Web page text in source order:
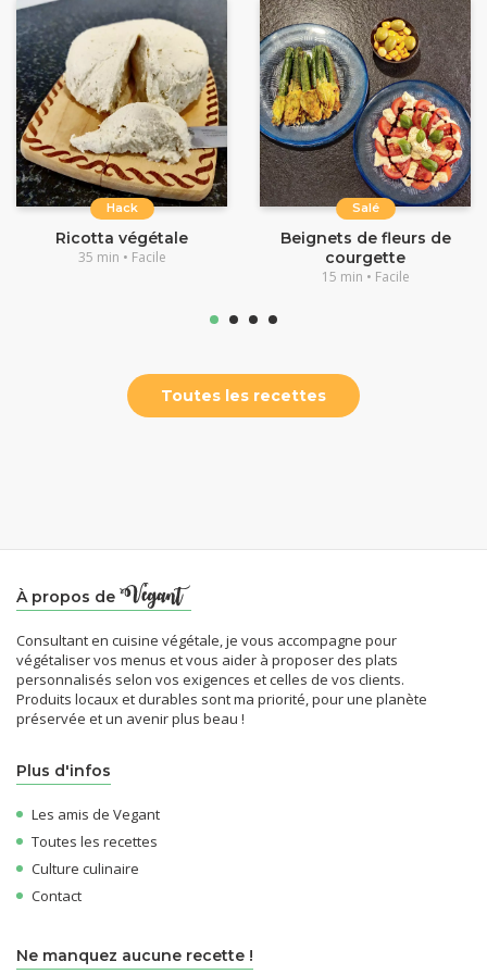
Hack
Ricotta végétale
35 min • Facile
Salé
Beignets de fleurs de
courgette
15 min • Facile
Toutes les recettes
À propos de
Consultant en cuisine végétale, je vous accompagne pour
végétaliser vos menus et vous aider à proposer des plats
personnalisés selon vos exigences et celles de vos clients.
Produits locaux et durables sont ma priorité, pour une planète
préservée et un avenir plus beau !
Plus d'infos
Les amis de Vegant
Toutes les recettes
Culture culinaire
Contact
Ne manquez aucune recette !